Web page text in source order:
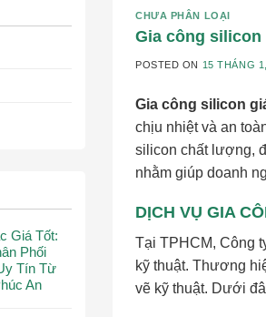
Giá Tốt:
Phối
Tín Từ
An
CHƯA PHÂN LOẠI
Gia công silicon
POSTED ON 15 THÁNG
Gia công silicon
chịu nhiệt và an
silicon chất lượng,
nhằm giúp doanh
DỊCH VỤ GIA
Tại TPHCM, Công
kỹ thuật. Thương
vẽ kỹ thuật. Dưới